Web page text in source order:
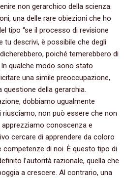
non gerarchico della scienza.
‬una delle rare obiezioni che ho
tipo‭ “‬se il processo di revisione
descrivi,‭ ‬è possibile che degli
‬poiché temerebbero di
qualche modo sono stato
una simile preoccupazione,‭
della gerarchia.
‬dobbiamo ugualmente
‬non può essere che non
conoscenza e
cercare di apprendere da coloro
di noi.‭ ‬È questo tipo di
l’autorità razionale,‭ ‬quella che
a crescere.‭ ‬Al contrario,‭ ‬una